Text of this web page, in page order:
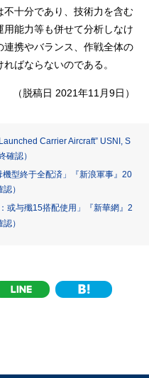
不十分であり、技術力を含む
能力等も併せて分析しなけ
携やバランス、作戦全体の
ばならないのである。
（脱稿日 2021年11月9日）
Carrier Aircraft” USNI, S
認）
型終于全配済」『新浪軍事』20
）
或与殲15搭配使用」『新華網』2
）